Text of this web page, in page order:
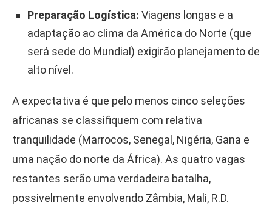
Preparação Logística: Viagens longas e a
adaptação ao clima da América do Norte (que
será sede do Mundial) exigirão planejamento de
alto nível.
A expectativa é que pelo menos cinco seleções
africanas se classifiquem com relativa
tranquilidade (Marrocos, Senegal, Nigéria, Gana e
uma nação do norte da África). As quatro vagas
restantes serão uma verdadeira batalha,
possivelmente envolvendo Zâmbia, Mali, R.D.